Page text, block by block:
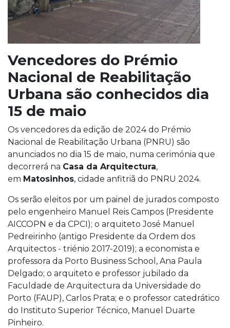
Vencedores do Prémio
Nacional de Reabilitação
Urbana são conhecidos dia
15 de maio
Os vencedores da edição de 2024 do Prémio
Nacional de Reabilitação Urbana (PNRU) são
anunciados no dia 15 de maio, numa cerimónia que
decorrerá na Casa da Arquitectura,
em Matosinhos, cidade anfitriã do PNRU 2024.
Os serão eleitos por um painel de jurados composto
pelo engenheiro Manuel Reis Campos (Presidente
AICCOPN e da CPCI); o arquiteto José Manuel
Pedreirinho (antigo Presidente da Ordem dos
Arquitectos - triénio 2017-2019); a economista e
professora da Porto Business School, Ana Paula
Delgado; o arquiteto e professor jubilado da
Faculdade de Arquitectura da Universidade do
Porto (FAUP), Carlos Prata; e o professor catedrático
do Instituto Superior Técnico, Manuel Duarte
Pinheiro.